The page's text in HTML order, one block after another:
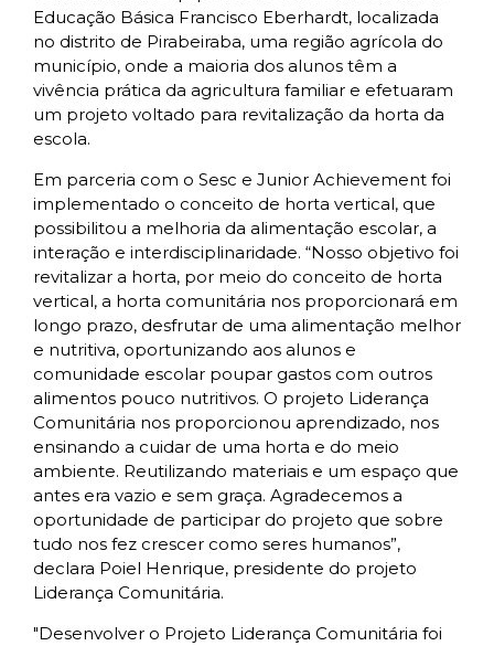
Educação Básica Francisco Eberhardt, localizada
no distrito de Pirabeiraba, uma região agrícola do
município, onde a maioria dos alunos têm a
vivência prática da agricultura familiar e efetuaram
um projeto voltado para revitalização da horta da
escola.
Em parceria com o Sesc e Junior Achievement foi
implementado o conceito de horta vertical, que
possibilitou a melhoria da alimentação escolar, a
interação e interdisciplinaridade. “Nosso objetivo foi
revitalizar a horta, por meio do conceito de horta
vertical, a horta comunitária nos proporcionará em
longo prazo, desfrutar de uma alimentação melhor
e nutritiva, oportunizando aos alunos e
comunidade escolar poupar gastos com outros
alimentos pouco nutritivos. O projeto Liderança
Comunitária nos proporcionou aprendizado, nos
ensinando a cuidar de uma horta e do meio
ambiente. Reutilizando materiais e um espaço que
antes era vazio e sem graça. Agradecemos a
oportunidade de participar do projeto que sobre
tudo nos fez crescer como seres humanos”,
declara Poiel Henrique, presidente do projeto
Liderança Comunitária.
"Desenvolver o Projeto Liderança Comunitária foi